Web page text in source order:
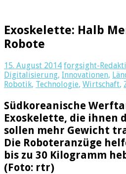
Exoskelette: Halb
Robote
15. August 2014 forgsight-
Digitalisierung, Innovationen,
Robotik, Technologie, Wirtschaft,
Südkoreanische
Exoskelette, die ihnen
sollen mehr Gewicht
Die Roboteranzüge
bis zu 30 Kilogramm
(Foto: rtr)